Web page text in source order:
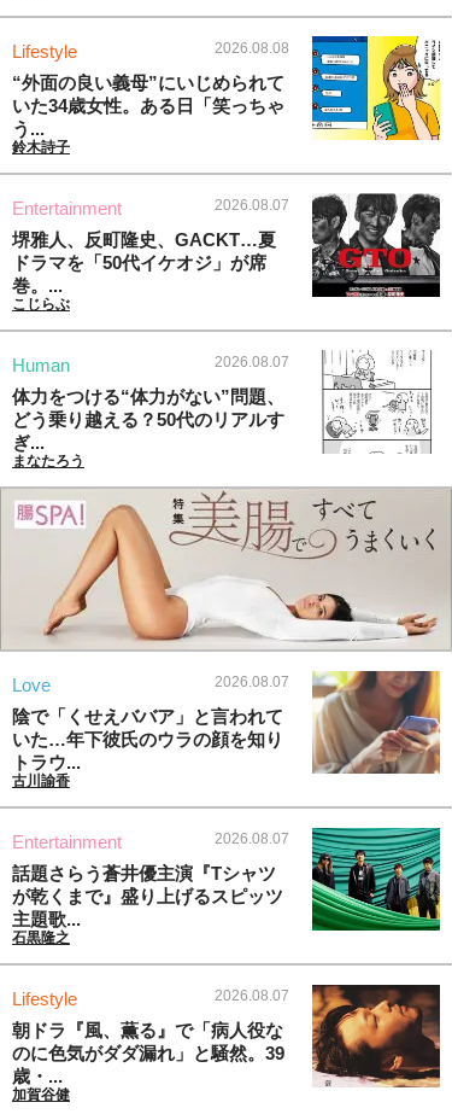
Lifestyle 2026.08.08
“外面の良い義母”にいじめられて
いた34歳女性。ある日「笑っちゃ
う...
鈴木詩子
Entertainment 2026.08.07
堺雅人、反町隆史、GACKT…夏
ドラマを「50代イケオジ」が席
巻。...
こじらぶ
Human 2026.08.07
体力をつける“体力がない”問題、
どう乗り越える？50代のリアルす
ぎ...
まなたろう
Love 2026.08.07
陰で「くせえババア」と言われて
いた…年下彼氏のウラの顔を知り
トラウ...
古川諭香
Entertainment 2026.08.07
話題さらう蒼井優主演『Tシャツ
が乾くまで』盛り上げるスピッツ
主題歌...
石黒隆之
Lifestyle 2026.08.07
朝ドラ『風、薫る』で「病人役な
のに色気がダダ漏れ」と騒然。39
歳・...
加賀谷健